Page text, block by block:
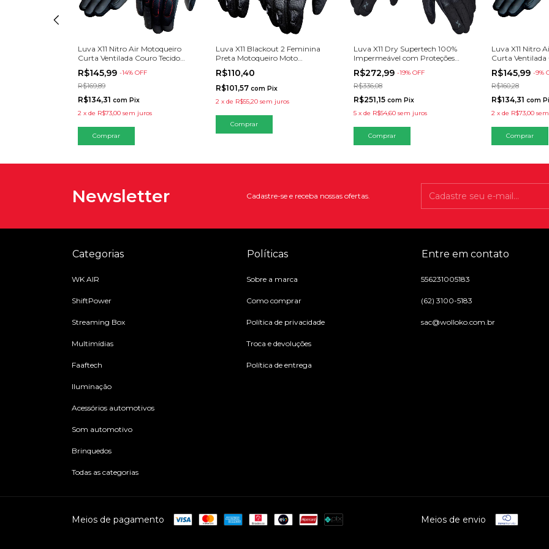
Luva X11 Nitro Air Motoqueiro
Curta Ventilada Couro Tecido
Proteção Urbana
R$145,99 -14% OFF
R$169,89
R$134,31 com Pix
2 x de R$73,00 sem juros
Comprar
Luva X11 Blackout 2 Feminina
Preta Motoqueiro Moto
Motociclista
R$110,40
R$101,57 com Pix
2 x de R$55,20 sem juros
Comprar
Luva X11 Dry Supertech 100%
Impermeável com Proteções
Preta
R$272,99 -19% OFF
R$336,08
R$251,15 com Pix
5 x de R$54,60 sem juros
Comprar
Luva X11 Nitro
Curta Ventilada
Preta com Verde
R$145,99 -9%
R$160,28
R$134,31 com
2 x de R$73,00
Comprar
Newsletter Cadastre-se e receba nossas ofertas.
Categorias
WK AIR
ShiftPower
Streaming Box
Multimídias
Faaftech
Iluminação
Acessórios automotivos
Som automotivo
Brinquedos
Todas as categorias
Políticas
Sobre a marca
Como comprar
Política de privacidade
Troca e devoluções
Política de entrega
Entre em contato
556231005183
(62) 3100-5183
sac@wolloko.com.br
Meios de pagamento Meios de envio